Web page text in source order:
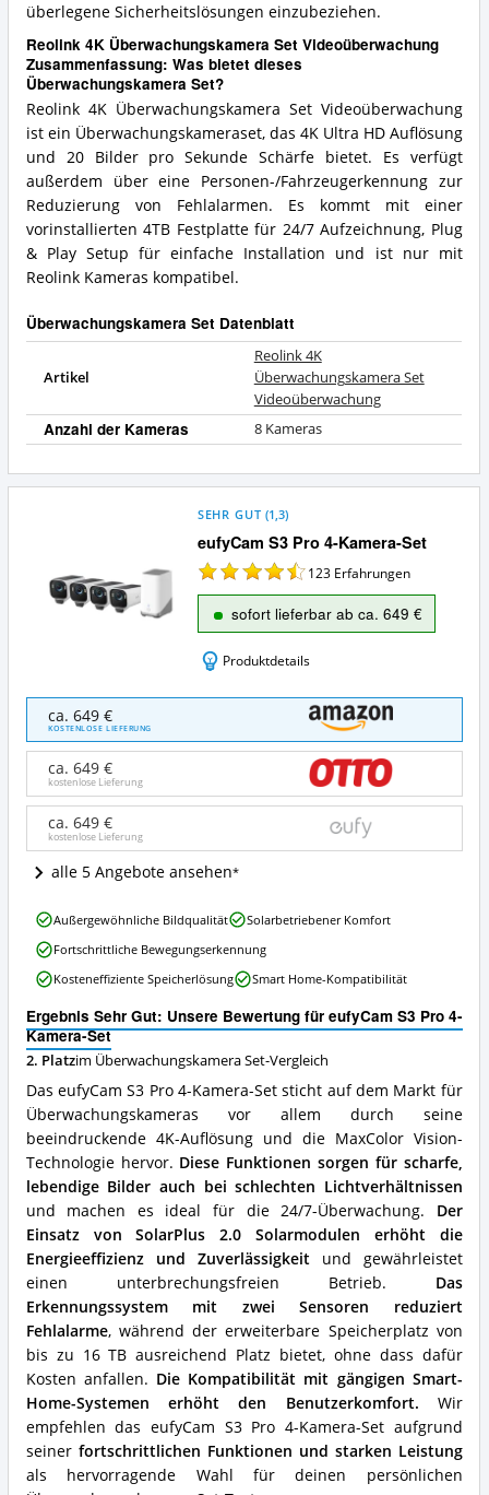
überlegene Sicherheitslösungen einzubeziehen.
Reolink 4K Überwachungskamera Set Videoüberwachung
Zusammenfassung: Was bietet dieses
Überwachungskamera Set?
Reolink 4K Überwachungskamera Set Videoüberwachung
ist ein Überwachungskameraset, das 4K Ultra HD Auflösung
und 20 Bilder pro Sekunde Schärfe bietet. Es verfügt
außerdem über eine Personen-/Fahrzeugerkennung zur
Reduzierung von Fehlalarmen. Es kommt mit einer
vorinstallierten 4TB Festplatte für 24/7 Aufzeichnung, Plug
& Play Setup für einfache Installation und ist nur mit
Reolink Kameras kompatibel.
Überwachungskamera Set Datenblatt
Artikel
Reolink 4K
Überwachungskamera Set
Videoüberwachung
Anzahl der Kameras 8 Kameras
eufyCam S3 Pro 4-Kamera-Set
SEHR GUT (1,3)
123 Erfahrungen
sofort lieferbar ab ca. 649 €
Produktdetails
eufyCam
Pro
Kamera-
Set
Angebote:
ist
dieses
Set
erhältlich?
ca. 649 €
KOSTENLOSE LIEFERUNG
ca. 649 €
kostenlose Lieferung
ca. 649 €
kostenlose Lieferung
alle 5 Angebote ansehen
Ergebnis Sehr Gut: Unsere Bewertung für eufyCam S3 Pro 4-
Kamera-Set
2. Platzim Überwachungskamera Set-Vergleich
Das eufyCam S3 Pro 4-Kamera-Set sticht auf dem Markt für
Überwachungskameras vor allem durch seine
beeindruckende 4K-Auflösung und die MaxColor Vision-
Technologie hervor. Diese Funktionen sorgen für scharfe,
lebendige Bilder auch bei schlechten Lichtverhältnissen
und machen es ideal für die 24/7-Überwachung. Der
Einsatz von SolarPlus 2.0 Solarmodulen erhöht die
Energieeffizienz und Zuverlässigkeitund gewährleistet
einen unterbrechungsfreien Betrieb. Das
Erkennungssystem mit zwei Sensoren reduziert
Fehlalarme, während der erweiterbare Speicherplatz von
bis zu 16 TB ausreichend Platz bietet, ohne dass dafür
Kosten anfallen. Die Kompatibilität mit gängigen Smart-
Home-Systemen erhöht den Benutzerkomfort. Wir
empfehlen das eufyCam S3 Pro 4-Kamera-Set aufgrund
seiner fortschrittlichen Funktionen und starken Leistung
als hervorragende Wahl für deinen persönlichen
eufyCam
S3
Pro
4-
Kamera-
Set
Vorteile:
Was
für
dieses
Überwachungskamera
Set?
Außergewöhnliche Bildqualität
Solarbetriebener Komfort
Fortschrittliche Bewegungserkennung
Kosteneffiziente Speicherlösung
Smart Home-Kompatibilität